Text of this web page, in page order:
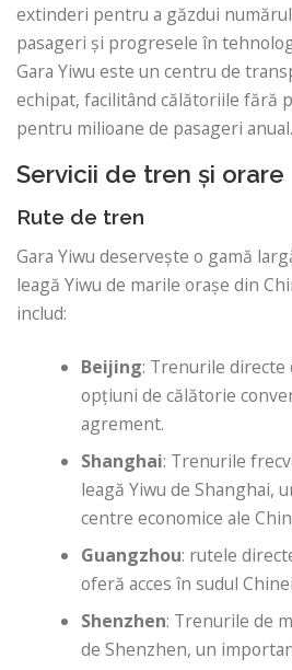
extinderi pentru a găzdui
pasageri și progresele în
Gara Yiwu este un centru de
echipat, facilitând călătoriile fără
pentru milioane de pasageri anual.
Servicii de tren și orare
Rute de tren
Gara Yiwu deservește o gamă
leagă Yiwu de marile orașe din
includ:
Beijing: Trenurile directe
opțiuni de călătorie
agrement.
Shanghai: Trenurile
leagă Yiwu de Shanghai,
centre economice ale
Guangzhou: rutele
oferă acces în sudul
Shenzhen: Trenurile de
de Shenzhen, un